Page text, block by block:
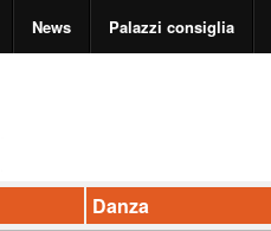
News Palazzi consiglia
Danza